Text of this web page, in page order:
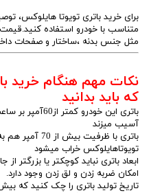
برای خرید باتری تویوتا هایلوکس،
متناسب با خودرو استفاده
مثل جنس بدنه ،ساختار و صفحات
نکات مهم هنگام خرید
که باید بدانید
باتری این خودرو
آسیب میزند
باتری با ظرفیت
تویوتاهایلوکس خراب میشود
ابعاد باتری نباید کوچکتر یا بزرگتر
امکان ضربه زدن و لق زدن وجود دارد.
تاریخ تولید باتری را چک کنید که بیش از 1 ماه از ساخت آن نگذشته